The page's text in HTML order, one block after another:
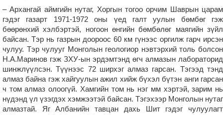
– Архангай аймгийн нутаг, Хоргын тогоо орчим Шаврын царам
гэдэг газарт 1971-1972 оны үед галт уулын бөмбөг гэж
бөөрөнхий хэлбэртэй, ногоон өнгийн бөмбөлөг маягийн зүйл
байсан. Тэр нь газрын доороос 60 км гүнээс оргилж гарч ирсэн
чулуу. Тэр чулууг Монголын геологиор нэвтэрхий толь болсон
Н.А.Маринов гэж ЗХУ-ын эрдэмтэнд өгч алмазын лабораторид
шинжлүүлсэн. Түүнээс 72 ширхэг алмаз гарсан. Тэгээд тэнд
алмаз байна гэж хайгуулын ажил хийж бүхэл бүтэн анги гарсан
ч том алмаз олоогүй. Хамгийн том нь нэг мм хэртэй, зарим нь
нүдэнд үл үзэгдэх хэмжээтэй байсан. Тэгэхээр Монголын нутаг
алмазтай. Яг Албанийн тавцан дахь Шит гэдэг чулуулагт